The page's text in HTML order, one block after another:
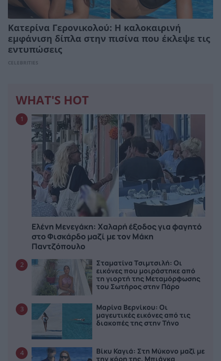
Κατερίνα Γερονικολού: Η καλοκαιρινή
εμφάνιση δίπλα στην πισίνα που έκλεψε τις
εντυπώσεις
CELEBRITIES
WHAT'S HOT
1
Ελένη Μενεγάκη: Χαλαρή έξοδος για φαγητό
στο Φισκάρδο μαζί με τον Μάκη
Παντζόπουλο
2
Σταματίνα Τσιμτσιλή: Οι
εικόνες που μοιράστηκε από
τη γιορτή της Μεταμόρφωσης
του Σωτήρος στην Πάρο
3
Μαρίνα Βερνίκου: Οι
μαγευτικές εικόνες από τις
διακοπές της στην Τήνο
4
Βίκυ Καγιά: Στη Μύκονο μαζί με
την κόρη της, Μπιάνκα